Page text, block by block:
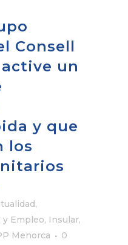
Consell
un
y que
los
,
y Empleo, Insular,
Menorca
0